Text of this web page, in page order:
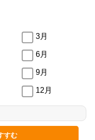
3月
6月
9月
12月
すむ